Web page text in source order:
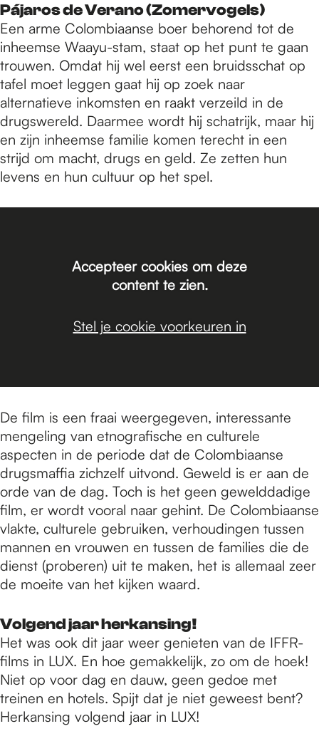
Pájaros de Verano (Zomervogels)
Een arme Colombiaanse boer behorend tot de
inheemse Waayu-stam, staat op het punt te gaan
trouwen. Omdat hij wel eerst een bruidsschat op
tafel moet leggen gaat hij op zoek naar
alternatieve inkomsten en raakt verzeild in de
drugswereld. Daarmee wordt hij schatrijk, maar hij
en zijn inheemse familie komen terecht in een
strijd om macht, drugs en geld. Ze zetten hun
levens en hun cultuur op het spel.
Accepteer cookies om deze
content te zien.
Stel je cookie voorkeuren in
De film is een fraai weergegeven, interessante
mengeling van etnografische en culturele
aspecten in de periode dat de Colombiaanse
drugsmaffia zichzelf uitvond. Geweld is er aan de
orde van de dag. Toch is het geen gewelddadige
film, er wordt vooral naar gehint. De Colombiaanse
vlakte, culturele gebruiken, verhoudingen tussen
mannen en vrouwen en tussen de families die de
dienst (proberen) uit te maken, het is allemaal zeer
de moeite van het kijken waard.
Volgend jaar herkansing!
Het was ook dit jaar weer genieten van de IFFR-
films in LUX. En hoe gemakkelijk, zo om de hoek!
Niet op voor dag en dauw, geen gedoe met
treinen en hotels. Spijt dat je niet geweest bent?
Herkansing volgend jaar in LUX!